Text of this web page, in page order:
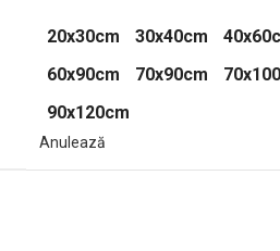
20x30cm 30x40cm
60x90cm
70x90cm
90x120cm
Anulează